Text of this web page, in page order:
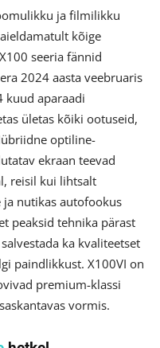
ja filmilikku
kõige
seeria fännid
2024 aasta veebruaris
kuud aparaadi
ületas kõiki ootuseid,
optiline-
ekraan teevad
reisil kui lihtsalt
ja nutikas autofookus
peaksid tehnika pärast
ka kvaliteetset
paindlikkust. X100VI on
premium-klassi
vormis.